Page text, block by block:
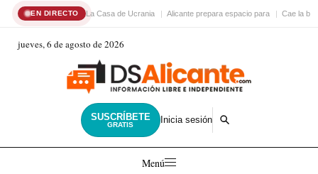
EN DIRECTO La Casa de Ucrania Alicante prepara espacio para Cae la
jueves, 6 de agosto de 2026
SUSCRÍBETE
GRATIS Inicia sesión
Menú